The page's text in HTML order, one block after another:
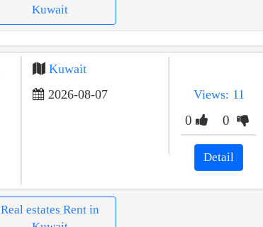
Kuwait
Kuwait
2026-08-07
Views: 11
0 0
Detail
Real estates Rent in